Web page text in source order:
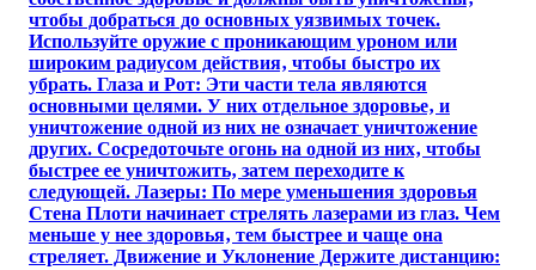
чтобы добраться до основных уязвимых точек.
Используйте оружие с проникающим уроном или
широким радиусом действия‚ чтобы быстро их
убрать. Глаза и Рот: Эти части тела являются
основными целями. У них отдельное здоровье‚ и
уничтожение одной из них не означает уничтожение
других. Сосредоточьте огонь на одной из них‚ чтобы
быстрее ее уничтожить‚ затем переходите к
следующей. Лазеры: По мере уменьшения здоровья
Стена Плоти начинает стрелять лазерами из глаз. Чем
меньше у нее здоровья‚ тем быстрее и чаще она
стреляет. Движение и Уклонение Держите дистанцию: